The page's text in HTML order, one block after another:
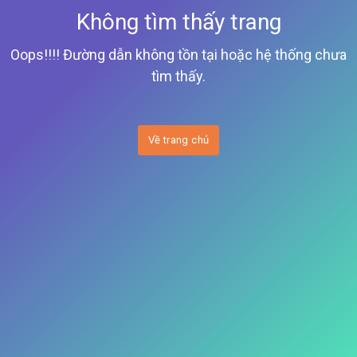
Không tìm thấy trang
Oops!!!! Đường dẫn không tồn tại hoặc hệ thống chưa
tìm thấy.
Về trang chủ